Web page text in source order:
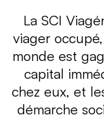
La SCI
viager
monde est
capital
chez eux, et
démarche